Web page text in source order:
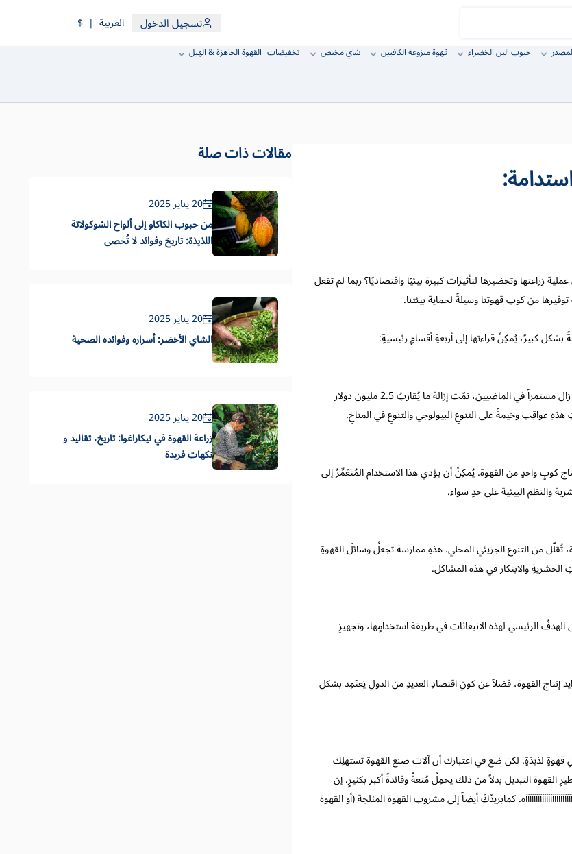
تسجيل الدخول العربية |
$
حبوب البن الخضراء قهوة منزوعة الكافيين شاي مختص تخفيضات القهوة الجاهزة & الهيل
وتحضيرها لتأثيرات كبيرة بيئيًا واقتصاديًا؟ ربما لم تفعل
من كوب قهوتنا وسيلةً لحماية بيئتنا.
كبيرً، يُمكِنُ قراءتها إلى أربعةِ أقسامٍ رئيسيةٍ:
وتمكنّ زِراعةُ البنّ لسبباً نهائياً من إزالةِ الغاباتِ في أمريكا الوسطى والجنوبية، وما زال مستمراً في الماضيين، تمّت إزالة ما يُقاربُ 2.5 مليون دولار
هذهِ عواقِب وخيمةً على التنوعِ البيولوجي والتنوعِ في المناخِ.
حيث يتَطلّبُ الأمرُ حوالي 140 لتراً من الماء لإنتاج كوبٍ واحدٍ من القهوة. يُمكِنُ أن يؤدي هذا الاستخدام المُتَعَمِّرُ إلى
والنظم البيئية على حدٍ سواء.
تُقلّل من التنوع الجزيئي المحلي. هذهِ ممارسة تجعلُ وسائلَ القهوةِ
والابتكار في هذه المشاكل.
الكربون. وتشملُ الهدفُ الرئيسي لهذه الانبعاثات في طريقة استخدامِِها، وتجهيزِ
إنتاج القهوة، فضلاً عن كونِ اقتصادِ العديدِ من الدولِ يَعتَمِد بشكل
قهوةٍ لذيذةٍ. لكن ضع في اعتبارك أن آلات صنع القهوة تستهلِك
القهوة التبديل بدلاً من ذلك يحمِلُ مُتعةً وفائدةً أكبر بكثيرٍ. إن
كمابريدُكَ أيضاً إلى مشروب القهوة المثلجة (أو القهوة
مقالات ذات صلة
20 يناير 2025
من حبوب الكاكاو إلى ألواح الشوكولاتة
اللذيذة: تاريخ وفوائد لا تُحصى
20 يناير 2025
الشاي الأخضر: أسراره وفوائده الصحية
20 يناير 2025
زراعة القهوة في نيكاراغوا: تاريخ، تقاليد و
نكهات فريدة